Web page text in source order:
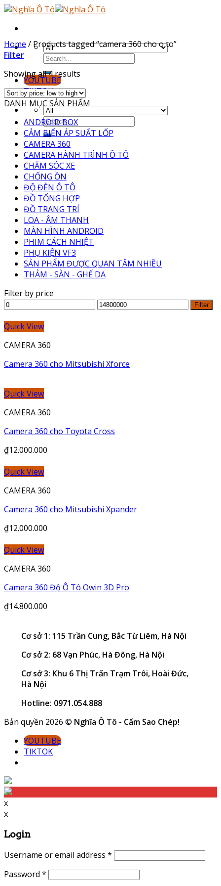
Skip
content
YOUTUBE
TIKTOK
Home / Products tagged “camera 360 cho o to”
Filter
Showing all 4 results
DANH MỤC SẢN PHẨM
ANDROID BOX
CẢM BIẾN ÁP SUẤT LỐP
CAMERA 360
CAMERA HÀNH TRÌNH Ô TÔ
CHĂM SÓC XE
CHỐNG ỒN
ĐỘ ĐÈN Ô TÔ
ĐỒ TỔNG HỢP
ĐỒ TRANG TRÍ
LOA - ÂM THANH
MÀN HÌNH ANDROID
PHIM CÁCH NHIỆT
PHỤ KIỆN VF3
SẢN PHẨM ĐƯỢC QUAN TÂM NHIỀU
THẢM - SÀN - GHẾ DA
Filter by price
Min
Max
Filter
Quick View
CAMERA 360
Camera 360 cho Mitsubishi Xforce
Quick View
CAMERA 360
Camera 360 cho Toyota Cross
₫12.000.000
Quick View
CAMERA 360
Camera 360 cho Mitsubishi Xpander
₫12.000.000
Quick View
CAMERA 360
Camera 360 Độ Ô Tô Owin 3D Pro
₫14.800.000
Cơ sở 1: 115 Trần Cung, Bắc Từ Liêm, Hà Nội
Cơ sở 2: 68 Vạn Phúc, Hà Đông, Hà Nội
Cơ sở 3: Khu 6 Thị Trấn Trạm Trôi, Hoài Đức,
Hà Nội
Hotline: 0971.054.888
Bản quyền 2026 © Nghĩa Ô Tô - Cấm Sao Chép!
YOUTUBE
TIKTOK
x
x
Login
Username or email address *
Password *